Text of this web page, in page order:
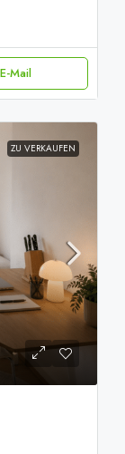
E-Mail
ZU VERKAUFEN